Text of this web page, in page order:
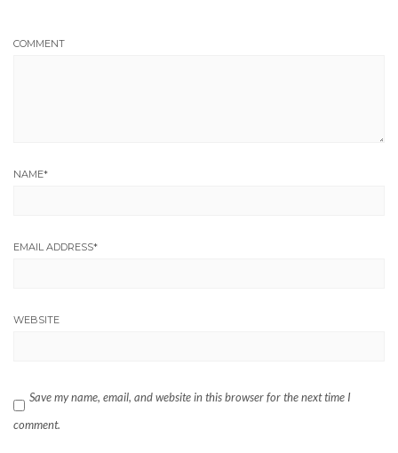
COMMENT
NAME*
EMAIL ADDRESS*
WEBSITE
Save my name, email, and website in this browser for the next time I
comment.